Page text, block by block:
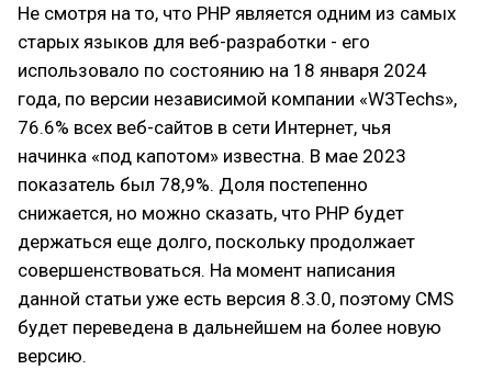
Не смотря на то, что PHP является одним из самых
старых языков для веб-разработки - его
использовало по состоянию на 18 января 2024
года, по версии независимой компании «W3Techs»,
76.6% всех веб-сайтов в сети Интернет, чья
начинка «под капотом» известна. В мае 2023
показатель был 78,9%. Доля постепенно
снижается, но можно сказать, что PHP будет
держаться еще долго, поскольку продолжает
совершенствоваться. На момент написания
данной статьи уже есть версия 8.3.0, поэтому CMS
будет переведена в дальнейшем на более новую
версию.